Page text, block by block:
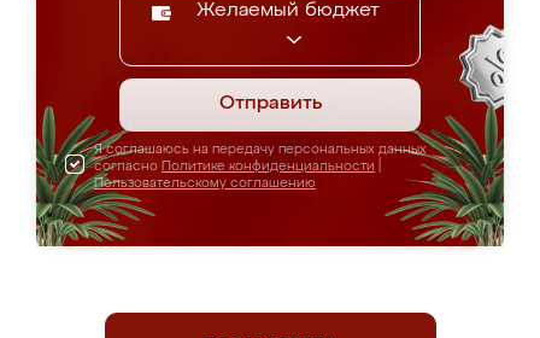
Желаемый бюджет
Отправить
Я соглашаюсь на передачу персональных данных
согласно Политике конфиденциальности
Пользовательскому соглашению